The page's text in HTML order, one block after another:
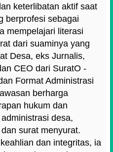
keterlibatan aktif saat
berprofesi sebagai
mempelajari literasi
dari suaminya yang
Desa, eks Jurnalis,
CEO dari SuratO -
Format Administrasi
berharga
hukum dan
desa,
surat menyurat.
dan integritas, ia